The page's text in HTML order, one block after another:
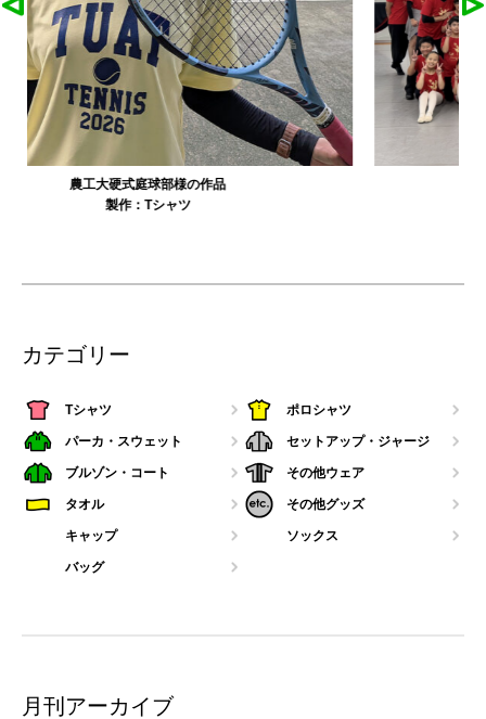
大寺資二バレエアカデミー様の作品
カテゴリー
Tシャツ ポロシャツ
パーカ・スウェット セットアップ・ジャージ
ブルゾン・コート その他ウェア
タオル その他グッズ
キャップ ソックス
バッグ
月刊アーカイブ